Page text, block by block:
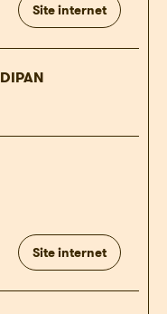
Site internet
Site internet